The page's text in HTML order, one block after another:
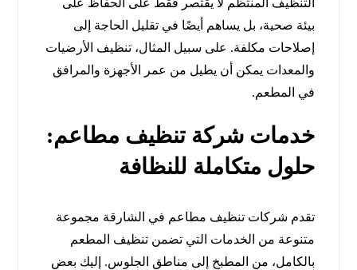
التنظيف المنتظم لا يقتصر فقط على الحفاظ على
بيئة صحية، بل يساهم أيضًا في تقليل الحاجة إلى
إصلاحات مكلفة. على سبيل المثال، تنظيف الأرضيات
والمعدات يمكن أن يطيل من عمر الأجهزة والمرافق
في المطعم.
خدمات شركة تنظيف مطاعم:
حلول متكاملة للنظافة
تقدم شركات تنظيف مطاعم في الشارقة مجموعة
متنوعة من الخدمات التي تضمن تنظيف المطعم
بالكامل، من المطبخ إلى مناطق الجلوس. إليك بعض